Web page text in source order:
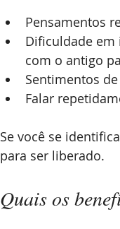
Pensamentos
Dificuldade
com o antigo
Sentimentos
Falar
Se você se
para ser liberado.
Quais os